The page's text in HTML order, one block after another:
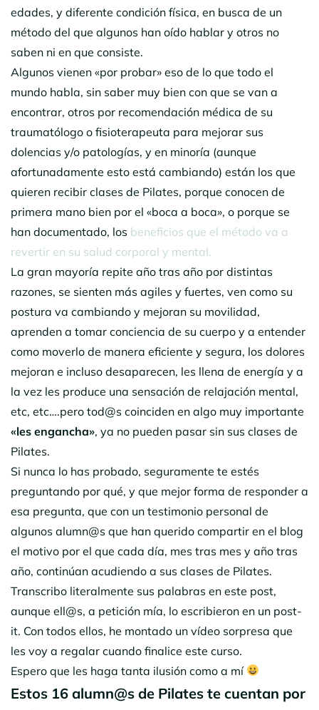
edades, y diferente condición física, en busca de un
método del que algunos han oído hablar y otros no
saben ni en que consiste.
Algunos vienen «por probar» eso de lo que todo el
mundo habla, sin saber muy bien con que se van a
encontrar, otros por recomendación médica de su
traumatólogo o fisioterapeuta para mejorar sus
dolencias y/o patologías, y en minoría (aunque
afortunadamente esto está cambiando) están los que
quieren recibir clases de Pilates, porque conocen de
primera mano bien por el «boca a boca», o porque se
han documentado, los beneficios que el método va a
revertir en su salud corporal y mental.
La gran mayoría repite año tras año por distintas
razones, se sienten más agiles y fuertes, ven como su
postura va cambiando y mejoran su movilidad,
aprenden a tomar conciencia de su cuerpo y a entender
como moverlo de manera eficiente y segura, los dolores
mejoran e incluso desaparecen, les llena de energía y a
la vez les produce una sensación de relajación mental,
etc, etc….pero tod@s coinciden en algo muy importante
«les engancha», ya no pueden pasar sin sus clases de
Pilates.
Si nunca lo has probado, seguramente te estés
preguntando por qué, y que mejor forma de responder a
esa pregunta, que con un testimonio personal de
algunos alumn@s que han querido compartir en el blog
el motivo por el que cada día, mes tras mes y año tras
año, continúan acudiendo a sus clases de Pilates.
Transcribo literalmente sus palabras en este post,
aunque ell@s, a petición mía, lo escribieron en un post-
it. Con todos ellos, he montado un vídeo sorpresa que
les voy a regalar cuando finalice este curso.
Espero que les haga tanta ilusión como a mí
Estos 16 alumn@s de Pilates te cuentan por